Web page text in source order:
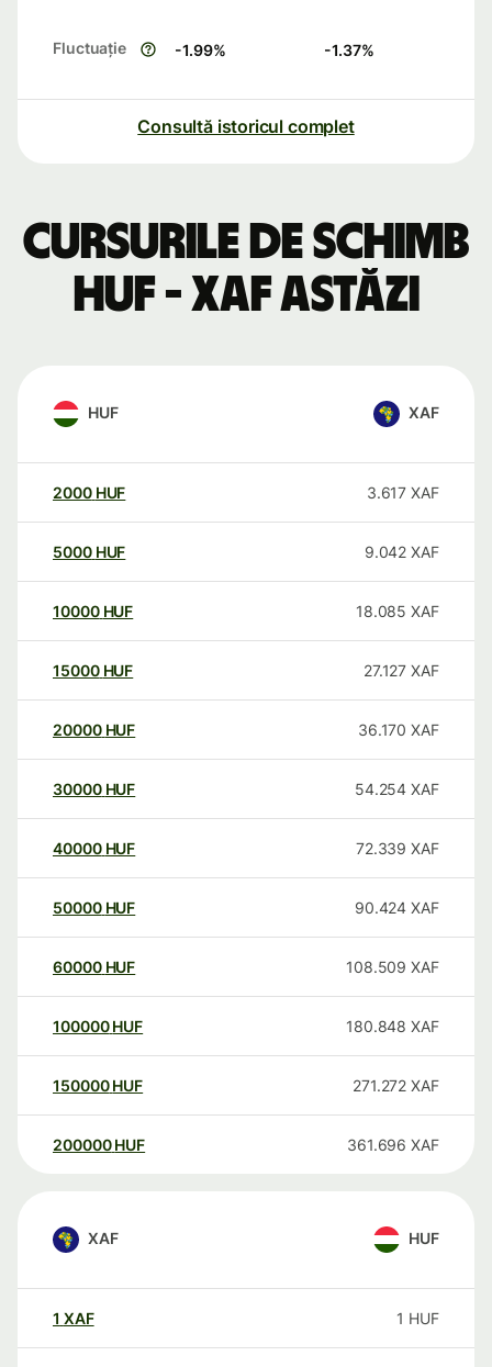
Fluctuație -1.99% -1.37%
Consultă istoricul complet
Cursurile de schimb
HUF - XAF astăzi
HUF XAF
2000 HUF 3.617 XAF
5000 HUF 9.042 XAF
10000 HUF 18.085 XAF
15000 HUF 27.127 XAF
20000 HUF 36.170 XAF
30000 HUF 54.254 XAF
40000 HUF 72.339 XAF
50000 HUF 90.424 XAF
60000 HUF 108.509 XAF
100000 HUF 180.848 XAF
150000 HUF 271.272 XAF
200000 HUF 361.696 XAF
XAF HUF
1 XAF 1 HUF